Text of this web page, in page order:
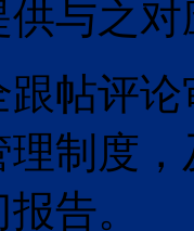
与之
跟帖评
制度
告。